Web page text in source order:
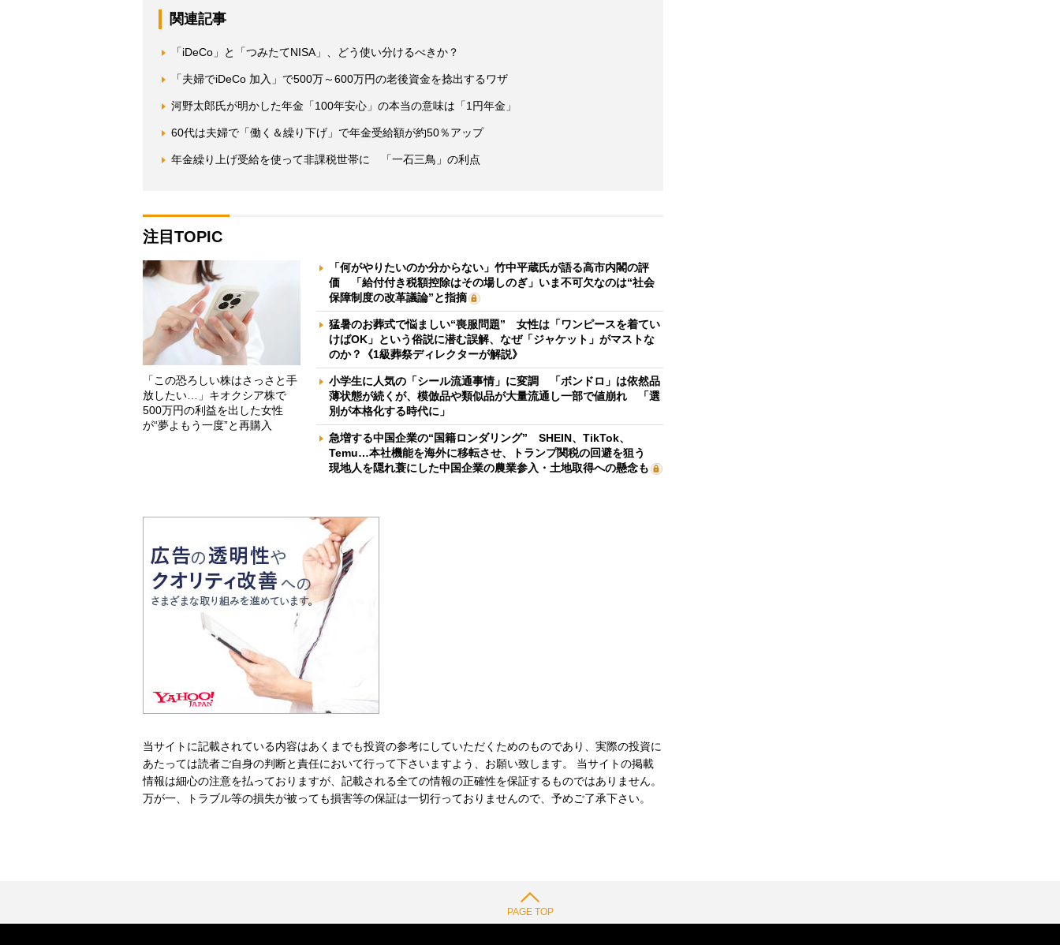
関連記事
「iDeCo」と「つみたてNISA」、どう使い分けるべきか？
「夫婦でiDeCo 加入」で500万～600万円の老後資金を捻出するワザ
河野太郎氏が明かした年金「100年安心」の本当の意味は「1円年金」
60代は夫婦で「働く＆繰り下げ」で年金受給額が約50％アップ
年金繰り上げ受給を使って非課税世帯に 「一石三鳥」の利点
注目TOPIC
「この恐ろしい株はさっさと手
放したい…」キオクシア株で
500万円の利益を出した女性
が“夢よもう一度”と再購入
「何がやりたいのか分からない」竹中平蔵氏が語る高市内閣の評
価 「給付付き税額控除はその場しのぎ」いま不可欠なのは“社会
保障制度の改革議論”と指摘
猛暑のお葬式で悩ましい“喪服問題” 女性は「ワンピースを着てい
けばOK」という俗説に潜む誤解、なぜ「ジャケット」がマストな
のか？《1級葬祭ディレクターが解説》
小学生に人気の「シール流通事情」に変調 「ボンドロ」は依然品
薄状態が続くが、模倣品や類似品が大量流通し一部で値崩れ 「選
別が本格化する時代に」
急増する中国企業の“国籍ロンダリング” SHEIN、TikTok、
Temu…本社機能を海外に移転させ、トランプ関税の回避を狙う
現地人を隠れ蓑にした中国企業の農業参入・土地取得への懸念も
当サイトに記載されている内容はあくまでも投資の参考にしていただくためのものであり、実際の投資に
あたっては読者ご自身の判断と責任において行って下さいますよう、お願い致します。 当サイトの掲載
情報は細心の注意を払っておりますが、記載される全ての情報の正確性を保証するものではありません。
万が一、トラブル等の損失が被っても損害等の保証は一切行っておりませんので、予めご了承下さい。
PAGE TOP